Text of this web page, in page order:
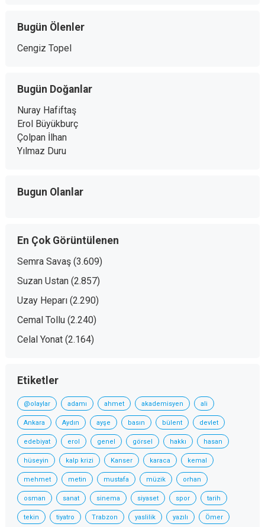
Bugün Ölenler
Cengiz Topel
Bugün Doğanlar
Nuray Hafiftaş
Erol Büyükburç
Çolpan İlhan
Yılmaz Duru
Bugun Olanlar
En Çok Görüntülenen
Semra Savaş (3.609)
Suzan Ustan (2.857)
Uzay Heparı (2.290)
Cemal Tollu (2.240)
Celal Yonat (2.164)
Etiketler
@olaylar adamı ahmet akademisyen ali
Ankara Aydın ayşe basın bülent devlet
edebiyat erol genel görsel hakkı hasan
hüseyin kalp krizi Kanser karaca kemal
mehmet metin mustafa müzik orhan
osman sanat sinema siyaset spor tarih
tekin tiyatro Trabzon yaslilik yazılı Ömer